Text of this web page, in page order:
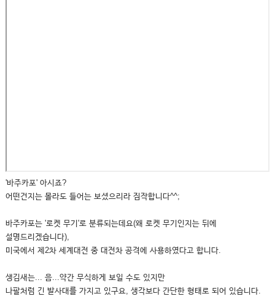
'바주카포' 아시죠?
어떤건지는 몰라도 들어는 보셨으리라 짐작합니다^^;
바주카포는 '로켓 무기'로 분류되는데요(왜 로켓 무기인지는 뒤에
설명드리겠습니다),
미국에서 제2차 세계대전 중 대전차 공격에 사용하였다고 합니다.
생김새는... 음...약간 무식하게 보일 수도 있지만
나팔처럼 긴 발사대를 가지고 있구요, 생각보다 간단한 형태로 되어 있습니다.